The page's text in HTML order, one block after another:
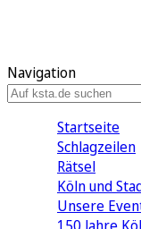
Navigation
Startseite
Schlagzeilen
Rätsel
Köln und
Unsere